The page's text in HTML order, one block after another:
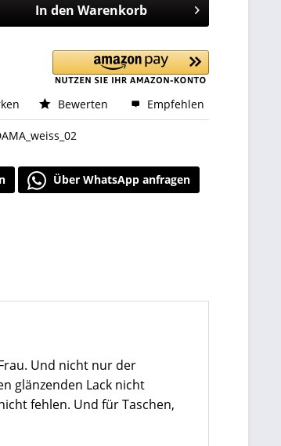
In den Warenkorb
Bewerten Empfehlen
Über WhatsApp anfragen
Und nicht nur der
glänzenden Lack nicht
fehlen. Und für Taschen,